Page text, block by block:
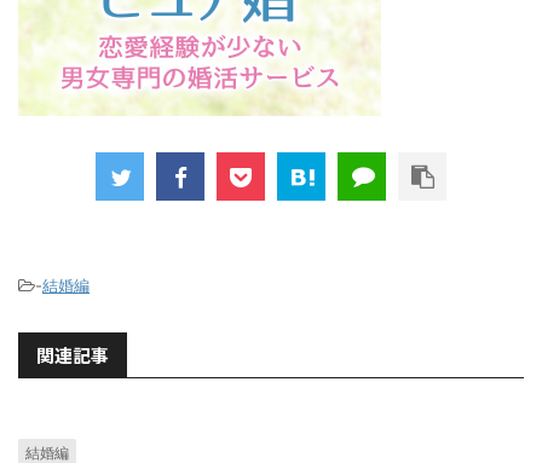
-結婚編
関連記事
結婚編